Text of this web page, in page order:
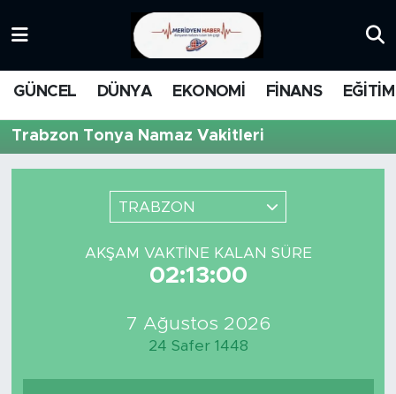
GÜNCEL DÜNYA EKONOMİ FİNANS EĞİTİM
Trabzon Tonya Namaz Vakitleri
TRABZON
AKŞAM VAKTINE KALAN SÜRE
02:13:00
7 Ağustos 2026
24 Safer 1448
MANŞET
FİNANS
KARİKATÜR
İstanbul Namaz Vakitleri
Trafik Durumu
Süper Lig Puan Durumu ve Fikstür
Son Dakika Haberleri
Haber Arşivi